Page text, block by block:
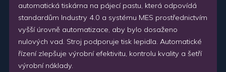
automatická tiskárna na pájecí pastu, která odpovídá
standardům Industry 4.0 a systému MES prostřednictvím
vyšší úrovně automatizace, aby bylo dosaženo
nulových vad. Stroj podporuje tisk lepidla. Automatické
řízení zlepšuje výrobní efektivitu, kontrolu kvality a šetří
výrobní náklady.